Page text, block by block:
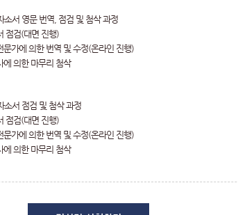
소서 영문 번역, 점검 및 첨삭 과정
점검(대면 진행)
문가에 의한 번역 및 수정(온라인 진행)
에 의한 마무리 첨삭
소서 점검 및 첨삭 과정
점검(대면 진행)
문가에 의한 번역 및 수정(온라인 진행)
에 의한 마무리 첨삭